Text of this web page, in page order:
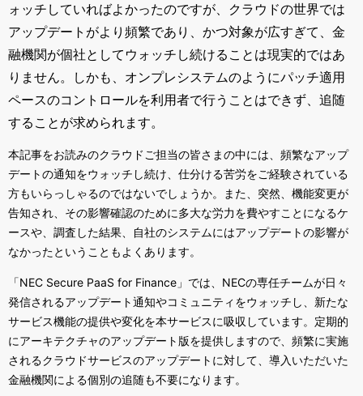
ォッチしていればよかったのですが、クラウドの世界では
アップデートがより頻繁であり、かつ対象が広すぎて、金
融機関が個社としてウォッチし続けることは現実的ではあ
りません。しかも、オンプレシステムのようにパッチ適用
ペースのコントロールを利用者で行うことはできず、追随
することが求められます。
本記事をお読みのクラウドご担当の皆さまの中には、頻繁なアップ
デートの通知をウォッチし続け、仕分ける苦労をご経験されている
方もいらっしゃるのではないでしょうか。また、突然、機能変更が
告知され、その影響確認のために多大な労力を費やすことになるケ
ースや、調査した結果、自社のシステムにはアップデートの影響が
なかったということもよくあります。
「NEC Secure PaaS for Finance 」では、 NECの専任チームが日々
発信されるアップデート通知やコミュニティをウォッチし、新たな
サービス機能の提供や変化を本サービスに吸収しています。定期的
にアーキテクチャのアップデート版を提供しますので、頻繁に実施
されるクラウドサービスのアップデートに対して、導入いただいた
金融機関による個別の追随も不要になります。